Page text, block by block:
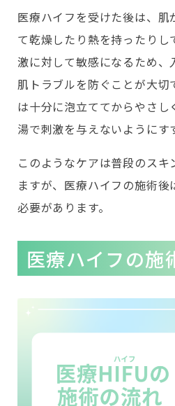
医療ハイフを受けた後は、肌
て乾燥したり熱を持ったりし
激に対して敏感になるため、
肌トラブルを防ぐことが大切
は十分に泡立ててからやさし
湯で刺激を与えないようにす
このようなケアは普段のスキ
ますが、医療ハイフの施術
必要があります。
医療ハイフの施